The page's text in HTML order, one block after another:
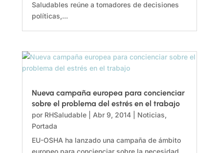
Saludables reúne a tomadores de decisiones
políticas,...
Nueva campaña europea para concienciar
sobre el problema del estrés en el trabajo
por RHSaludable| Abr 9, 2014| Noticias,
Portada
EU-OSHA ha lanzado una campaña de ámbito